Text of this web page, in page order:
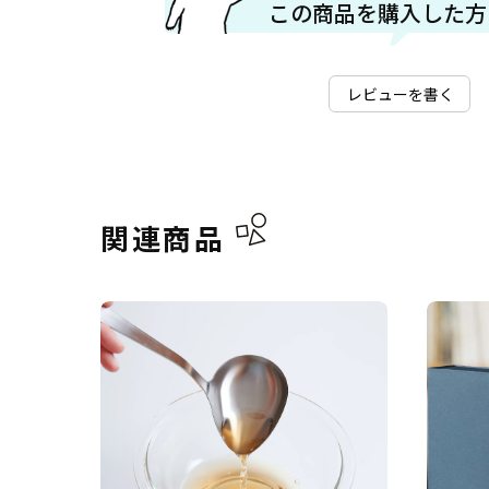
この商品を購入した
レビューを書く
関連商品